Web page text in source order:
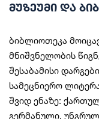
ᲚᲐᲑᲝᲠᲐᲢᲝᲠᲘᲔᲑᲘ
ᲒᲔᲒᲛᲐ
ᲛᲣᲖᲔᲣᲛᲘ ᲓᲐ
ბიბლიოთეკა
მნიშვნელობის
შესაბამისი
სამეცნიერო
შვიდ ენაზე:
გერმანული,